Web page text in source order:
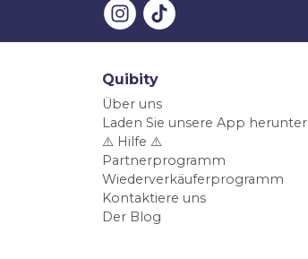
Quibity
Über uns
Laden Sie unsere App herunter
⚠️ Hilfe ⚠️
Partnerprogramm
Wiederverkäuferprogramm
Kontaktiere uns
Der Blog